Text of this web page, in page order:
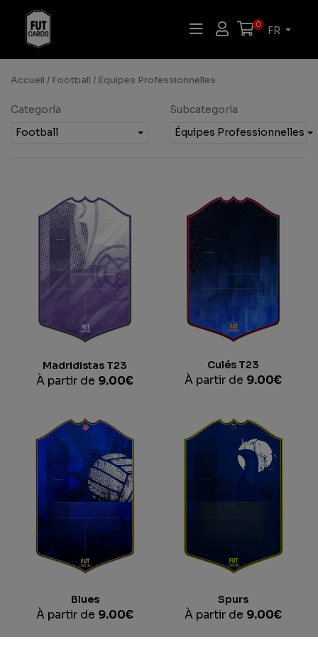
0 FR
Accueil / Football / Équipes Professionnelles
Categoría
Football
Subcategoría
Équipes Professionnelles
Madridistas T23
À partir de 9.00€
Culés T23
À partir de 9.00€
Blues
À partir de 9.00€
Spurs
À partir de 9.00€